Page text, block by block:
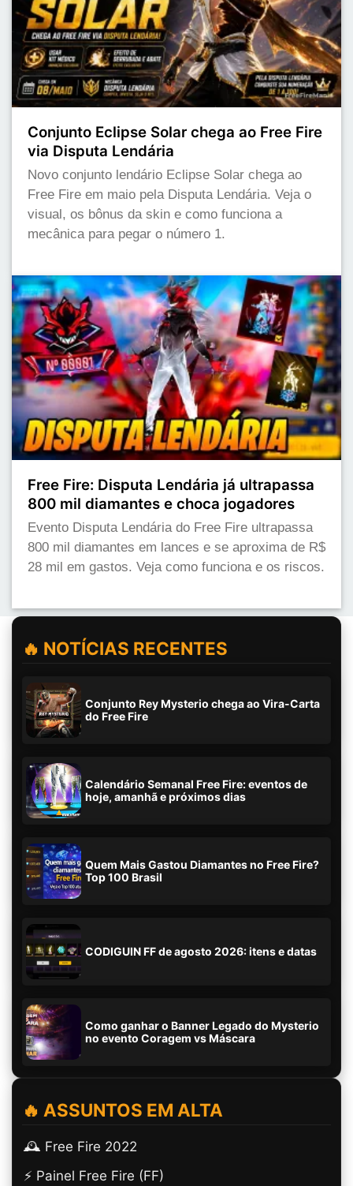
Conjunto Eclipse Solar chega ao Free Fire
via Disputa Lendária
Novo conjunto lendário Eclipse Solar chega ao
Free Fire em maio pela Disputa Lendária. Veja o
visual, os bônus da skin e como funciona a
mecânica para pegar o número 1.
Free Fire: Disputa Lendária já ultrapassa
800 mil diamantes e choca jogadores
Evento Disputa Lendária do Free Fire ultrapassa
800 mil diamantes em lances e se aproxima de R$
28 mil em gastos. Veja como funciona e os riscos.
🔥 NOTÍCIAS RECENTES
Conjunto Rey Mysterio chega ao Vira-Carta
do Free Fire
Calendário Semanal Free Fire: eventos de
hoje, amanhã e próximos dias
Quem Mais Gastou Diamantes no Free Fire?
Top 100 Brasil
CODIGUIN FF de agosto 2026: itens e datas
Como ganhar o Banner Legado do Mysterio
no evento Coragem vs Máscara
🔥 ASSUNTOS EM ALTA
🕰️ Free Fire 2022
⚡ Painel Free Fire (FF)